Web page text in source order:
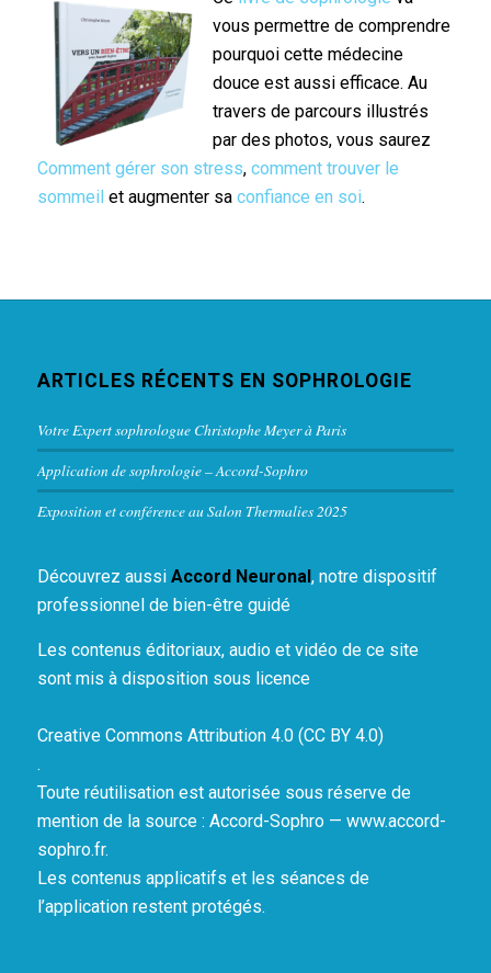
vous permettre de comprendre
pourquoi cette médecine
douce est aussi efficace. Au
travers de parcours illustrés
par des photos, vous saurez
Comment gérer son stress, comment trouver le
sommeil et augmenter sa confiance en soi.
ARTICLES RÉCENTS EN SOPHROLOGIE
Votre Expert sophrologue Christophe Meyer à Paris
Application de sophrologie – Accord-Sophro
Exposition et conférence au Salon Thermalies 2025
Découvrez aussi Accord Neuronal, notre dispositif
professionnel de bien-être guidé
Les contenus éditoriaux, audio et vidéo de ce site
sont mis à disposition sous licence
Creative Commons Attribution 4.0 (CC BY 4.0)
.
Toute réutilisation est autorisée sous réserve de
mention de la source : Accord-Sophro — www.accord-
sophro.fr.
Les contenus applicatifs et les séances de
l’application restent protégés.